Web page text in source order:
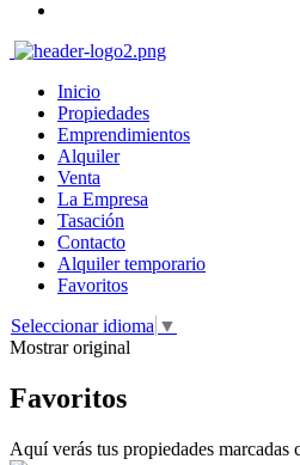
Inicio
Propiedades
Emprendimientos
Alquiler
Venta
La Empresa
Tasación
Contacto
Alquiler temporario
Favoritos
Seleccionar idioma ▼
Mostrar original
Favoritos
Aquí verás tus propiedades marcadas